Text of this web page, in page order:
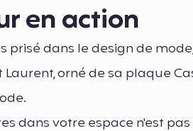
en action
prisé dans le design de
Laurent, orné de sa plaque
dans votre espace n'est